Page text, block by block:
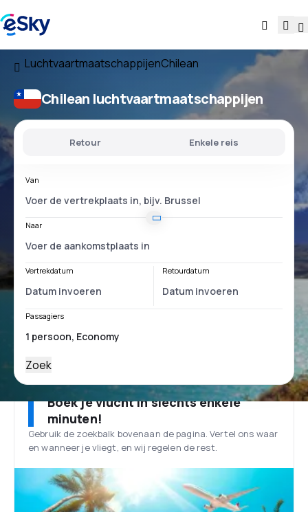
LuchtvaartmaatschappijenChilean
Chilean luchtvaartmaatschappijen
Retour Enkele reis
Van
Naar
Vertrekdatum Retourdatum
Passagiers
Zoek
Boek je vlucht in slechts enkele
minuten!
Gebruik de zoekbalk bovenaan de pagina. Vertel ons waar
en wanneer je vliegt, en wij regelen de rest.